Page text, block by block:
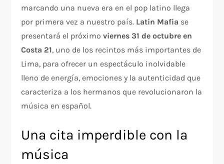
marcando una nueva era en el pop latino llega
por primera vez a nuestro país. Latin Mafia se
presentará el próximoviernes 31 de octubre en
Costa 21, uno de los recintos más importantes de
Lima, para ofrecer un espectáculo inolvidable
lleno de energía, emociones y la autenticidad que
caracteriza a los hermanos que revolucionaron la
música en español.
Una cita imperdible con la
música